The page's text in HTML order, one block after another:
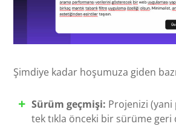
Şimdiye kadar hoşumuza giden
Sürüm geçmişi: Projenizi (yani
tek tıkla önceki bir sürüme